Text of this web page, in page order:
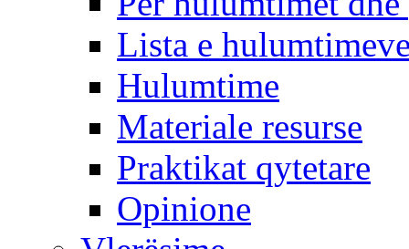
Lista e
Hulumtime
Materiale resurse
Praktikat qytetare
Opinione